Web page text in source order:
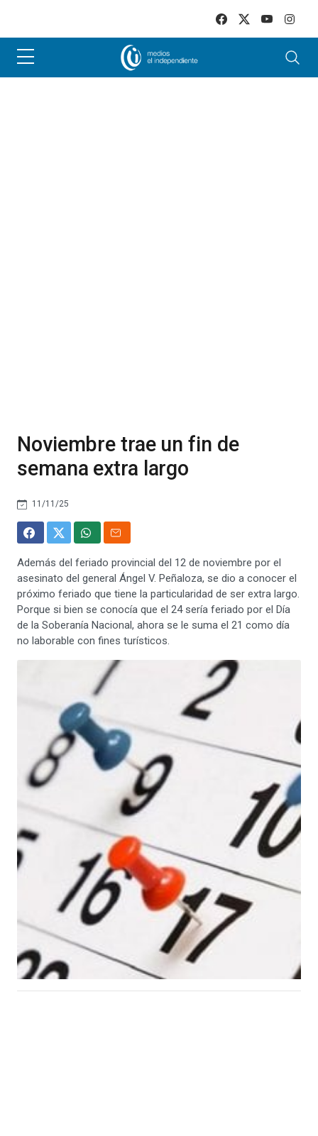
Noviembre trae un fin de
semana extra largo
11/11/25
Además del feriado provincial del 12 de noviembre por el
asesinato del general Ángel V. Peñaloza, se dio a conocer el
próximo feriado que tiene la particularidad de ser extra largo.
Porque si bien se conocía que el 24 sería feriado por el Día
de la Soberanía Nacional, ahora se le suma el 21 como día
no laborable con fines turísticos.